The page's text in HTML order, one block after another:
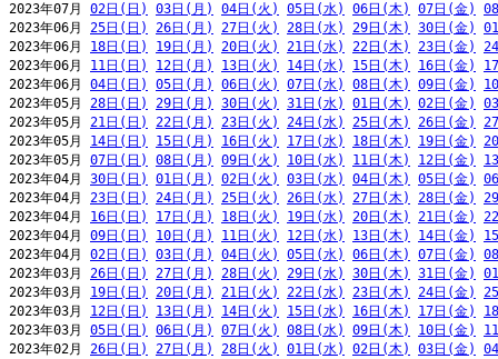
2023年07月 02日(日) 03日(月) 04日(火) 05日(水) 06日(木) 07日(金)
2023年06月 25日(日) 26日(月) 27日(火) 28日(水) 29日(木) 30日(金)
2023年06月 18日(日) 19日(月) 20日(火) 21日(水) 22日(木) 23日(金)
2023年06月 11日(日) 12日(月) 13日(火) 14日(水) 15日(木) 16日(金)
2023年06月 04日(日) 05日(月) 06日(火) 07日(水) 08日(木) 09日(金)
2023年05月 28日(日) 29日(月) 30日(火) 31日(水) 01日(木) 02日(金)
2023年05月 21日(日) 22日(月) 23日(火) 24日(水) 25日(木) 26日(金)
2023年05月 14日(日) 15日(月) 16日(火) 17日(水) 18日(木) 19日(金)
2023年05月 07日(日) 08日(月) 09日(火) 10日(水) 11日(木) 12日(金)
2023年04月 30日(日) 01日(月) 02日(火) 03日(水) 04日(木) 05日(金)
2023年04月 23日(日) 24日(月) 25日(火) 26日(水) 27日(木) 28日(金)
2023年04月 16日(日) 17日(月) 18日(火) 19日(水) 20日(木) 21日(金)
2023年04月 09日(日) 10日(月) 11日(火) 12日(水) 13日(木) 14日(金)
2023年04月 02日(日) 03日(月) 04日(火) 05日(水) 06日(木) 07日(金)
2023年03月 26日(日) 27日(月) 28日(火) 29日(水) 30日(木) 31日(金)
2023年03月 19日(日) 20日(月) 21日(火) 22日(水) 23日(木) 24日(金)
2023年03月 12日(日) 13日(月) 14日(火) 15日(水) 16日(木) 17日(金)
2023年03月 05日(日) 06日(月) 07日(火) 08日(水) 09日(木) 10日(金)
2023年02月 26日(日) 27日(月) 28日(火) 01日(水) 02日(木) 03日(金)